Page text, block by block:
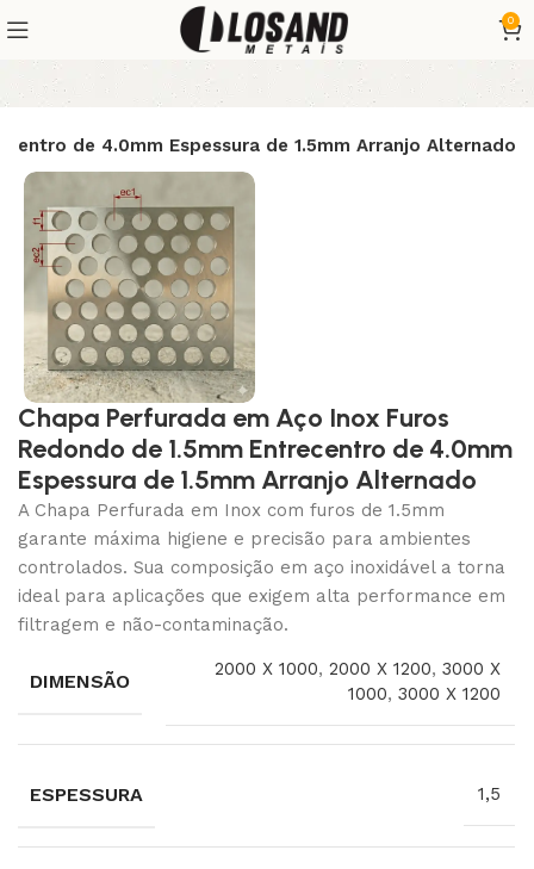
0
de 4.0mm Espessura de 1.5mm Arranjo Alternado
Chapa Perfurada em Aço Inox Furos
Redondo de 1.5mm Entrecentro de 4.0mm
Espessura de 1.5mm Arranjo Alternado
A Chapa Perfurada em Inox com furos de 1.5mm
garante máxima higiene e precisão para ambientes
controlados. Sua composição em aço inoxidável a torna
ideal para aplicações que exigem alta performance em
filtragem e não-contaminação.
DIMENSÃO
2000 X 1000,2000 X 1200,3000 X
1000,3000 X 1200
ESPESSURA 1,5